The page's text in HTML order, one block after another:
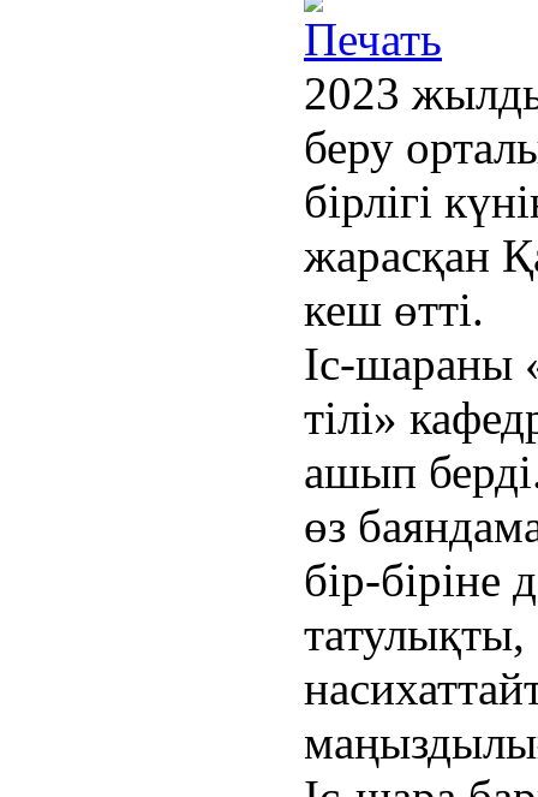
2023
беру
бірлігі
жарасқан
кеш өтті.
Іс-шараны
тілі»
ашып
өз
бір-
татулықты,